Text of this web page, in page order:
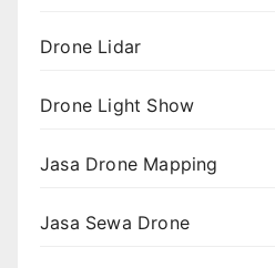
Drone Lidar
Drone Light Show
Jasa Drone Mapping
Jasa Sewa Drone